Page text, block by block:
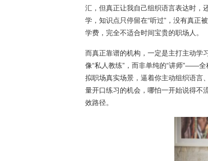
汇，但真正让我自己组织语言表达时，
学，知识点只停留在“听过”，没有真正
学费，完全不适合时间宝贵的职场人。
而真正靠谱的机构，一定是主打主动学
像“私人教练”，而非单纯的“讲师”——
拟职场真实场景，逼着你主动组织语言
量开口练习的机会，哪怕一开始说得不
效路径。